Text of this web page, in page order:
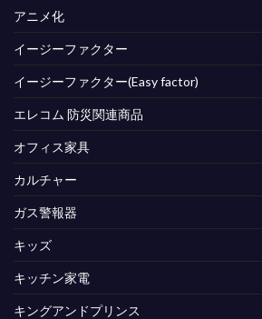
アニメ化
イージーファクター
イージーファクター(Easy factor)
エレコム 防災関連商品
オフィス家具
カルチャー
ガス警報器
キッズ
キッチン家電
キングアンドプリンス